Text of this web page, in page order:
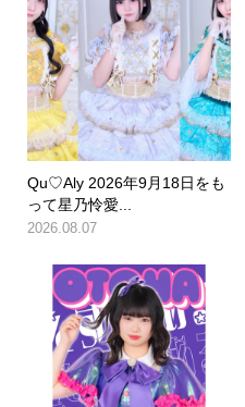
Qu♡Aly 2026年9月18日をも
って星乃怜愛...
2026.08.07